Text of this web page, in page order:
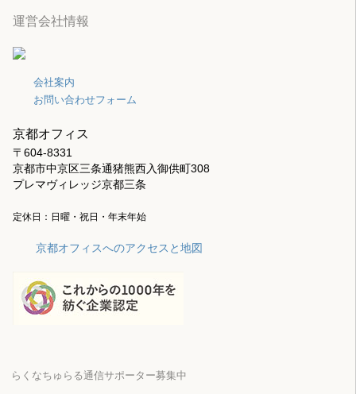
運営会社情報
会社案内
お問い合わせフォーム
京都オフィス
〒604-8331
京都市中京区三条通猪熊西入御供町308
プレマヴィレッジ京都三条
定休日：日曜・祝日・年末年始
京都オフィスへのアクセスと地図
らくなちゅらる通信サポーター募集中